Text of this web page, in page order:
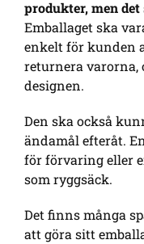
produkter, men det
Emballaget ska
enkelt för kunden
returnera varorna,
designen.
Den ska också
ändamål efteråt.
för förvaring eller
som ryggsäck.
Det finns många
att göra sitt